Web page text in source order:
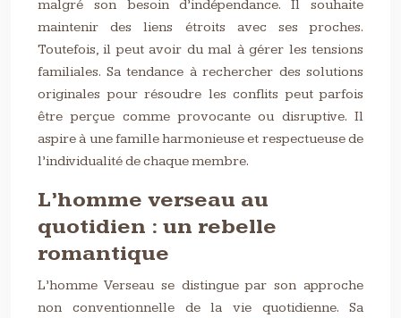
malgré son besoin d’indépendance. Il souhaite
maintenir des liens étroits avec ses proches.
Toutefois, il peut avoir du mal à gérer les tensions
familiales. Sa tendance à rechercher des solutions
originales pour résoudre les conflits peut parfois
être perçue comme provocante ou disruptive. Il
aspire à une famille harmonieuse et respectueuse de
l’individualité de chaque membre.
L’homme verseau au
quotidien : un rebelle
romantique
L’homme Verseau se distingue par son approche
non conventionnelle de la vie quotidienne. Sa